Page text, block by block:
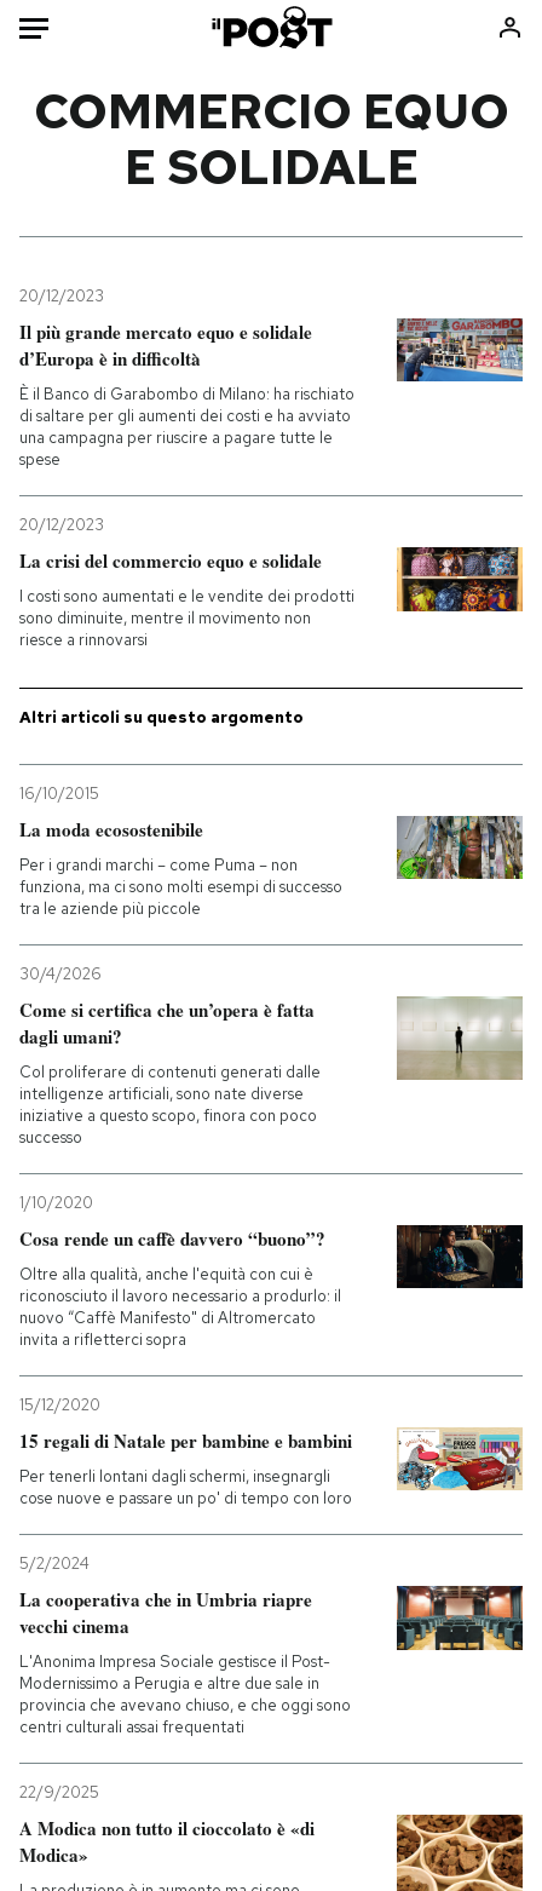
Mondo
Tecnologia
Internet
Cultura
Economia
Libri
Ok Boomer!
Europa
Altrecose
PODCAST
SHOP
CALENDARIO
AREA PERSONALE
Entra
COMMERCIO EQUO
E SOLIDALE
20/12/2023
Il più grande mercato equo e solidale
d’Europa è in difficoltà
È il Banco di Garabombo di Milano: ha rischiato
di saltare per gli aumenti dei costi e ha avviato
una campagna per riuscire a pagare tutte le
spese
20/12/2023
La crisi del commercio equo e solidale
I costi sono aumentati e le vendite dei prodotti
sono diminuite, mentre il movimento non
riesce a rinnovarsi
Altri articoli su questo argomento
16/10/2015
La moda ecosostenibile
Per i grandi marchi – come Puma – non
funziona, ma ci sono molti esempi di successo
tra le aziende più piccole
30/4/2026
Come si certifica che un’opera è fatta
dagli umani?
Col proliferare di contenuti generati dalle
intelligenze artificiali, sono nate diverse
iniziative a questo scopo, finora con poco
successo
1/10/2020
Cosa rende un caffè davvero “buono”?
Oltre alla qualità, anche l'equità con cui è
riconosciuto il lavoro necessario a produrlo: il
nuovo “Caffè Manifesto" di Altromercato
invita a rifletterci sopra
15/12/2020
15 regali di Natale per bambine e bambini
Per tenerli lontani dagli schermi, insegnargli
cose nuove e passare un po' di tempo con loro
5/2/2024
La cooperativa che in Umbria riapre
vecchi cinema
L'Anonima Impresa Sociale gestisce il Post-
Modernissimo a Perugia e altre due sale in
provincia che avevano chiuso, e che oggi sono
centri culturali assai frequentati
22/9/2025
A Modica non tutto il cioccolato è «di
Modica»